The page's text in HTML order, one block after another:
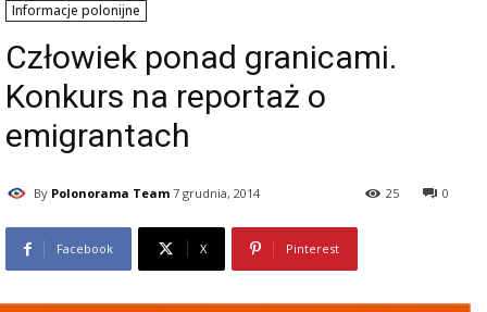
Informacje polonijne
Człowiek ponad granicami.
Konkurs na reportaż o
emigrantach
By Polonorama Team 7 grudnia, 2014 0
25
Facebook X Pinterest